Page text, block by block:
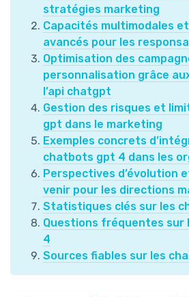
stratégies marketing
Capacités multimodales et
avancés pour les
Optimisation des
personnalisation grâce
l’api chatgpt
Gestion des risques et
gpt dans le marketing
Exemples concrets
chatbots gpt 4 dans les
Perspectives d’évolution
venir pour les directions
Statistiques clés sur les
Questions fréquentes
4
Sources fiables sur les